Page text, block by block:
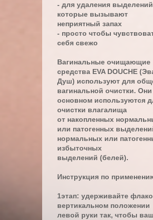
- для удаления
которые вызывают
неприятный запах
- просто чтобы
себя свежо
Вагинальные очищающие
средства EVA DOUCHE
Душ) используют для
вагинальной очистки.
основном используются
очистки влагалища
от накопленных
или патогенных
нормальных или
избыточных
выделений (белей).
Инструкция по
1этап: удерживайте
вертикальном положении
левой руки так, чтобы ваш